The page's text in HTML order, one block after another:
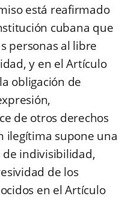
está reafirmado
cubana que
personas al libre
y en el Artículo
obligación de
de otros derechos
ilegítima supone una
indivisibilidad,
de los
en el Artículo